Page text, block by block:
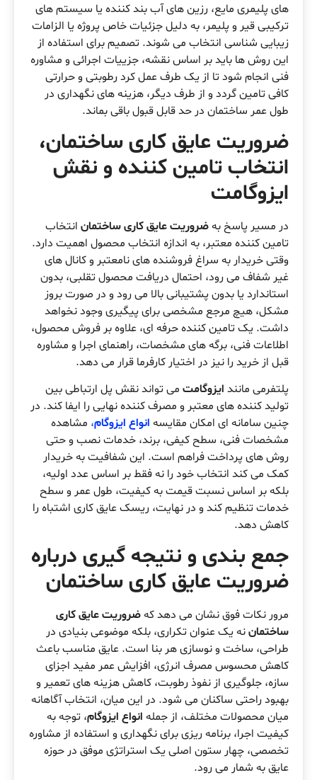
های پلیمری مایع، رزین های آب بند کننده یا سیستم های
ترکیبی قیر و پلیمر، به دلیل جزئیات خاص پروژه یا الزامات
زیبایی شناسی انتخاب می شوند. تصمیم برای استفاده از
این روش ها باید بر اساس نقشه، جزییات اجرائی و مشاوره
فنی انجام شود تا از یک طرف عمل کرد رطوبتی و حرارتی
کافی تامین گردد و از طرف دیگر، هزینه های نگهداری در
طول عمر ساختمان در حد قابل قبول باقی بماند.
ضروریت عایق کاری ساختمان،
انتخاب تامین کننده و نقش
ایزوگامت
در مسیر پاسخ بهضروریت عایق کاری ساختمان انتخاب
تامین کننده معتبر، به اندازه انتخاب محصول اهمیت دارد.
وقتی خریدار به سراغ فروشنده های نامعتبر و کانال های
غیر شفاف می رود، احتمال دریافت محصول تقلبی، بدون
استاندارد یا بدون پشتیبانی بالا می رود و در صورت بروز
مشکل، هیچ مرجع مشخصی برای پیگیری وجود نخواهد
داشت. یک تامین کننده حرفه ای، علاوه بر فروش محصول،
اطلاعات فنی، برگه های مشخصات، راهنمای اجرا و مشاوره
قبل از خرید را نیز در اختیار کارفرما قرار می دهد.
پلتفرمی مانند ایزوگامت می تواند نقش پل ارتباطی بین
تولید کننده های معتبر و مصرف کننده نهایی را ایفا کند. در
چنین سامانه ای امکان مقایسه انواع ایزوگام، مشاهده
مشخصات فنی، سطح کیفی، برند، خدمات نصب و حتی
روش های پرداخت فراهم است. این شفافیت به خریدار
کمک می کند انتخاب خود را نه فقط بر اساس عدد اولیه،
بلکه بر اساس نسبت قیمت به کیفیت، طول عمر و سطح
خدمات تنظیم کند و در نهایت، ریسک عایق کاری اشتباه را
کاهش دهد.
جمع بندی و نتیجه گیری درباره
ضروریت عایق کاری ساختمان
مرور نکات فوق نشان می دهد کهضروریت عایق کاری
ساختماننه یک عنوان تکراری، بلکه موضوعی بنیادی در
طراحی، ساخت و نوسازی هر بنا است. عایق مناسب باعث
کاهش محسوس مصرف انرژی، افزایش عمر مفید اجزای
سازه، جلوگیری از نفوذ رطوبت، کاهش هزینه های تعمیر و
بهبود راحتی ساکنان می شود. در این میان، انتخاب آگاهانه
میان محصولات مختلف، از جمله انواع ایزوگام، توجه به
کیفیت اجرا، برنامه ریزی برای نگهداری و استفاده از مشاوره
تخصصی، چهار ستون اصلی یک استراتژی موفق در حوزه
عایق به شمار می رود.